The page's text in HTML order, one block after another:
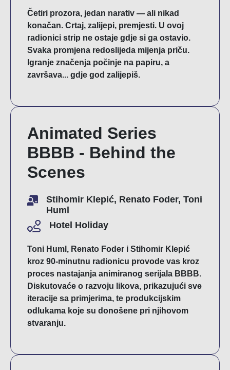
Četiri prozora, jedan narativ — ali nikad
konačan. Crtaj, zalijepi, premjesti. U ovoj
radionici strip ne ostaje gdje si ga ostavio.
Svaka promjena redoslijeda mijenja priču.
Igranje značenja počinje na papiru, a
završava... gdje god zalijepiš.
Animated Series
BBBB - Behind the
Scenes
Stihomir Klepić, Renato Foder, Toni
Huml
Hotel Holiday
Toni Huml, Renato Foder i Stihomir Klepić
kroz 90-minutnu radionicu provode vas kroz
proces nastajanja animiranog serijala BBBB.
Diskutovaće o razvoju likova, prikazujući sve
iteracije sa primjerima, te produkcijskim
odlukama koje su donošene pri njihovom
stvaranju.